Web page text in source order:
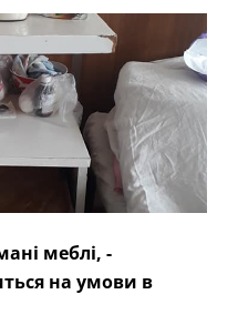
меблі, -
на умови в